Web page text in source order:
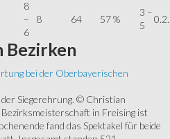
8
–
6
8 64 57 %
3 –
5
Bezirken
bei der Oberbayerischen
Siegerehrung. © Christian
in Freising ist
fand das Spektakel für beide